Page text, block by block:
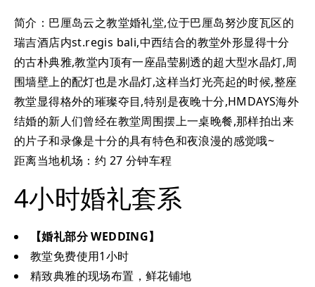
简介：巴厘岛云之教堂婚礼堂,位于巴厘岛努沙度瓦区的
瑞吉酒店内st.regis bali,中西结合的教堂外形显得十分
的古朴典雅,教堂内顶有一座晶莹剔透的超大型水晶灯,周
围墙壁上的配灯也是水晶灯,这样当灯光亮起的时候,整座
教堂显得格外的璀璨夺目,特别是夜晚十分,HMDAYS海外
结婚的新人们曾经在教堂周围摆上一桌晚餐,那样拍出来
的片子和录像是十分的具有特色和夜浪漫的感觉哦~
距离当地机场：约 27 分钟车程
4小时婚礼套系
【婚礼部分 WEDDING】
教堂免费使用1小时
精致典雅的现场布置，鲜花铺地